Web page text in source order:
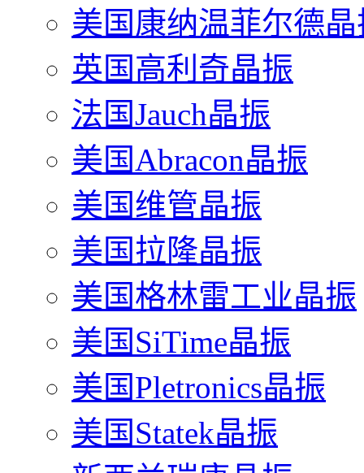
美国康纳温菲尔德晶
英国高利奇晶振
法国Jauch晶振
美国Abracon晶振
美国维管晶振
美国拉隆晶振
美国格林雷工业晶振
美国SiTime晶振
美国Pletronics晶振
美国Statek晶振